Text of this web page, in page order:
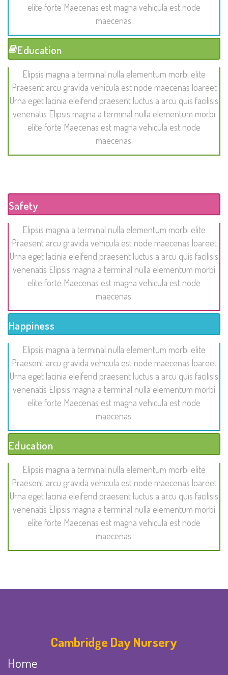
elite forte Maecenas est magna vehicula est node
maecenas.
Education
Elipsis magna a terminal nulla elementum morbi elite
Praesent arcu gravida vehicula est node maecenas loareet
Urna eget lacinia eleifend praesent luctus a arcu quis facilisis
venenatis Elipsis magna a terminal nulla elementum morbi
elite forte Maecenas est magna vehicula est node
maecenas.
Safety
Elipsis magna a terminal nulla elementum morbi elite
Praesent arcu gravida vehicula est node maecenas loareet
Urna eget lacinia eleifend praesent luctus a arcu quis facilisis
venenatis Elipsis magna a terminal nulla elementum morbi
elite forte Maecenas est magna vehicula est node
maecenas.
Happiness
Elipsis magna a terminal nulla elementum morbi elite
Praesent arcu gravida vehicula est node maecenas loareet
Urna eget lacinia eleifend praesent luctus a arcu quis facilisis
venenatis Elipsis magna a terminal nulla elementum morbi
elite forte Maecenas est magna vehicula est node
maecenas.
Education
Elipsis magna a terminal nulla elementum morbi elite
Praesent arcu gravida vehicula est node maecenas loareet
Urna eget lacinia eleifend praesent luctus a arcu quis facilisis
venenatis Elipsis magna a terminal nulla elementum morbi
elite forte Maecenas est magna vehicula est node
maecenas.
Cambridge Day Nursery
Home